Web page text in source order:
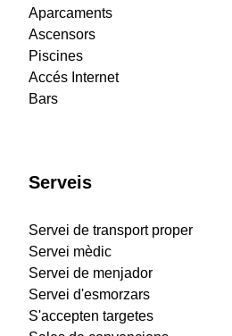
Aparcaments
Ascensors
Piscines
Accés Internet
Bars
Serveis
Servei de transport proper
Servei mèdic
Servei de menjador
Servei d'esmorzars
S'accepten targetes